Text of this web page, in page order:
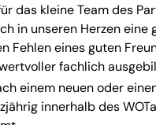
das kleine Team des
in unseren Herzen eine
Fehlen eines guten
fachlich
einem neuen oder
innerhalb des